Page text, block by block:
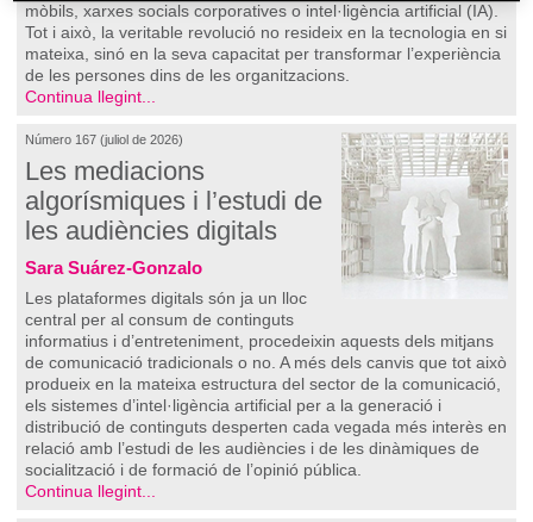
mòbils, xarxes socials corporatives o intel·ligència artificial (IA).
Tot i això, la veritable revolució no resideix en la tecnologia en si
mateixa, sinó en la seva capacitat per transformar l’experiència
de les persones dins de les organitzacions.
Continua llegint...
Número 167 (juliol de 2026)
Les mediacions
algorísmiques i l’estudi de
les audiències digitals
Sara Suárez-Gonzalo
Les plataformes digitals són ja un lloc
central per al consum de continguts
informatius i d’entreteniment, procedeixin aquests dels mitjans
de comunicació tradicionals o no. A més dels canvis que tot això
produeix en la mateixa estructura del sector de la comunicació,
els sistemes d’intel·ligència artificial per a la generació i
distribució de continguts desperten cada vegada més interès en
relació amb l’estudi de les audiències i de les dinàmiques de
socialització i de formació de l’opinió pública.
Continua llegint...